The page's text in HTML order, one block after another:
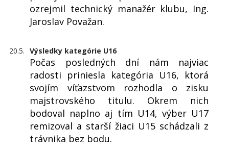
ozrejmil technický manažér klubu, Ing.
Jaroslav Považan.
20.5. Výsledky kategórie U16
Počas posledných dní nám najviac
radosti priniesla kategória U16, ktorá
svojím víťazstvom rozhodla o zisku
majstrovského titulu. Okrem nich
bodoval naplno aj tím U14, výber U17
remizoval a starší žiaci U15 schádzali z
trávnika bez bodu.